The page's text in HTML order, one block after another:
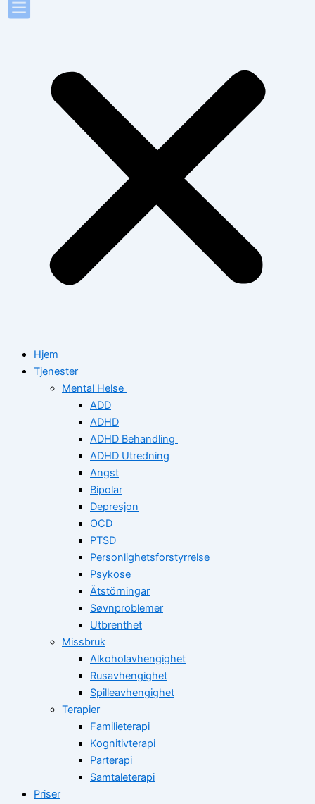
Hjem
Tjenester
Mental Helse
ADD
ADHD
ADHD Behandling
ADHD Utredning
Angst
Bipolar
Depresjon
OCD
PTSD
Personlighetsforstyrrelse
Psykose
Ätstörningar
Søvnproblemer
Utbrenthet
Missbruk
Alkoholavhengighet
Rusavhengighet
Spilleavhengighet
Terapier
Familieterapi
Kognitivterapi
Parterapi
Samtaleterapi
Priser